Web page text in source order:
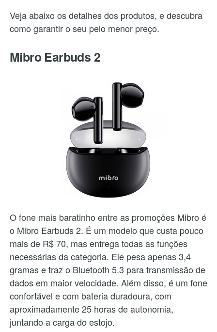
Veja abaixo os detalhes dos produtos, e descubra
como garantir o seu pelo menor preço.
Mibro Earbuds 2
O fone mais baratinho entre as promoções Mibro é
o Mibro Earbuds 2. É um modelo que custa pouco
mais de R$ 70, mas entrega todas as funções
necessárias da categoria. Ele pesa apenas 3,4
gramas e traz o Bluetooth 5.3 para transmissão de
dados em maior velocidade. Além disso, é um fone
confortável e com bateria duradoura, com
aproximadamente 25 horas de autonomia,
juntando a carga do estojo.